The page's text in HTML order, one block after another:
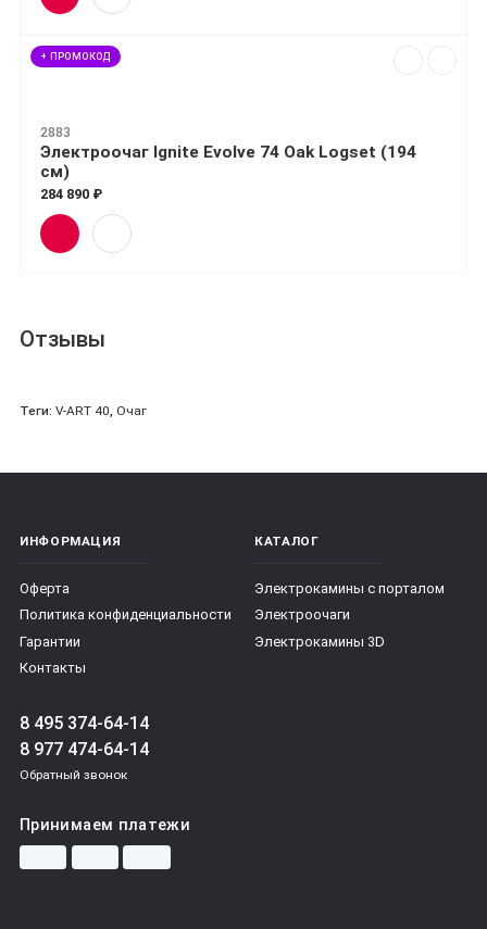
+ ПРОМОКОД
2883
Электроочаг Ignite Evolve 74 Oak Logset (194
см)
284 890 ₽
Отзывы
Теги: V-ART 40 Очаг
ИНФОРМАЦИЯ
Оферта
Политика конфиденциальности
Гарантии
Контакты
КАТАЛОГ
Электрокамины с порталом
Электроочаги
Электрокамины 3D
8 495 374-64-14
8 977 474-64-14
Обратный звонок
Принимаем платежи